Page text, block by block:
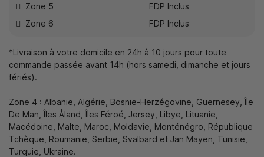
Zone 5
FDP Inclus
Zone 6
FDP Inclus
*Livraison à votre domicile en 24h à 10 jours pour toute
commande passée avant 14h (hors samedi, dimanche et jours
fériés).
Zone 4 : Albanie, Algérie, Bosnie-Herzégovine, Guernesey, Île
De Man, Îles Åland, Îles Féroé, Jersey, Libye, Lituanie,
Macédoine, Malte, Maroc, Moldavie, Monténégro, République
Tchèque, Roumanie, Serbie, Svalbard et Jan Mayen, Tunisie,
Turquie, Ukraine.